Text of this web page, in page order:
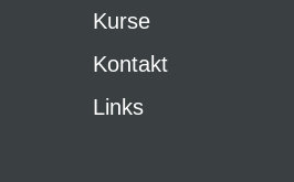
Kurse
Kontakt
Links